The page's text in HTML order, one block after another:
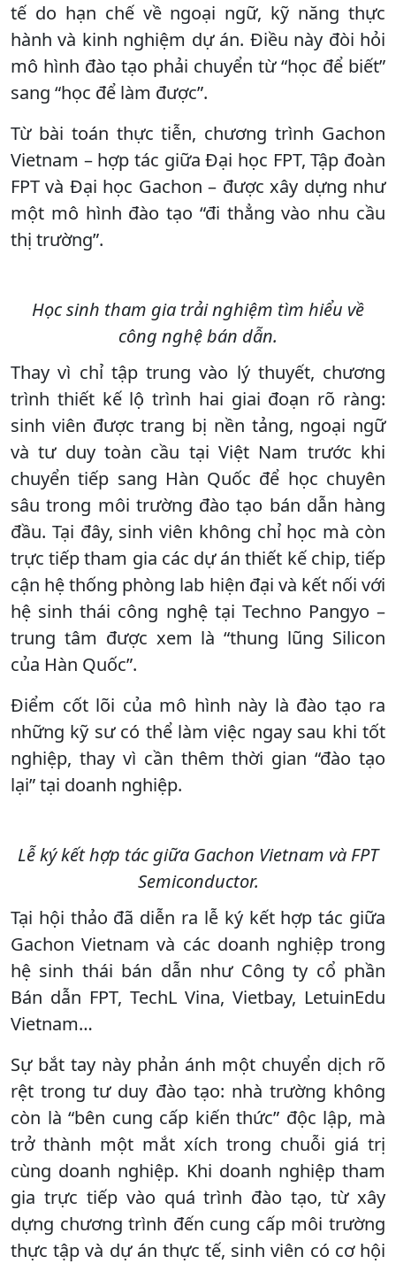
tế do hạn chế về ngoại ngữ, kỹ năng thực
hành và kinh nghiệm dự án. Điều này đòi hỏi
mô hình đào tạo phải chuyển từ “học để biết”
sang “học để làm được”.
Từ bài toán thực tiễn, chương trình Gachon
Vietnam – hợp tác giữa Đại học FPT, Tập đoàn
FPT và Đại học Gachon – được xây dựng như
một mô hình đào tạo “đi thẳng vào nhu cầu
thị trường”.
Học sinh tham gia trải nghiệm tìm hiểu về
công nghệ bán dẫn.
Thay vì chỉ tập trung vào lý thuyết, chương
trình thiết kế lộ trình hai giai đoạn rõ ràng:
sinh viên được trang bị nền tảng, ngoại ngữ
và tư duy toàn cầu tại Việt Nam trước khi
chuyển tiếp sang Hàn Quốc để học chuyên
sâu trong môi trường đào tạo bán dẫn hàng
đầu. Tại đây, sinh viên không chỉ học mà còn
trực tiếp tham gia các dự án thiết kế chip, tiếp
cận hệ thống phòng lab hiện đại và kết nối với
hệ sinh thái công nghệ tại Techno Pangyo –
trung tâm được xem là “thung lũng Silicon
của Hàn Quốc”.
Điểm cốt lõi của mô hình này là đào tạo ra
những kỹ sư có thể làm việc ngay sau khi tốt
nghiệp, thay vì cần thêm thời gian “đào tạo
lại” tại doanh nghiệp.
Lễ ký kết hợp tác giữa Gachon Vietnam và FPT
Semiconductor.
Tại hội thảo đã diễn ra lễ ký kết hợp tác giữa
Gachon Vietnam và các doanh nghiệp trong
hệ sinh thái bán dẫn như Công ty cổ phần
Bán dẫn FPT, TechL Vina, Vietbay, LetuinEdu
Vietnam…
Sự bắt tay này phản ánh một chuyển dịch rõ
rệt trong tư duy đào tạo: nhà trường không
còn là “bên cung cấp kiến thức” độc lập, mà
trở thành một mắt xích trong chuỗi giá trị
cùng doanh nghiệp. Khi doanh nghiệp tham
gia trực tiếp vào quá trình đào tạo, từ xây
dựng chương trình đến cung cấp môi trường
thực tập và dự án thực tế, sinh viên có cơ hội